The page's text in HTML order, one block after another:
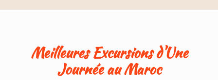
Meilleures Excursions d'Une
Journée au Maroc